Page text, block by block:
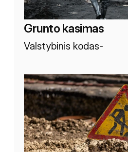
Grunto kasimas
Valstybinis kodas-